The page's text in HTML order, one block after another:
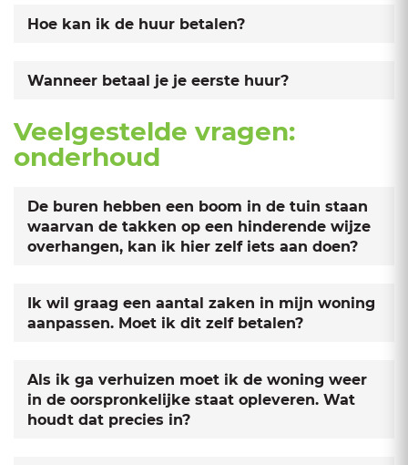
Hoe kan ik de huur betalen?
Wanneer betaal je je eerste huur?
Veelgestelde vragen:
onderhoud
De buren hebben een boom in de tuin staan
waarvan de takken op een hinderende wijze
overhangen, kan ik hier zelf iets aan doen?
Ik wil graag een aantal zaken in mijn woning
aanpassen. Moet ik dit zelf betalen?
Als ik ga verhuizen moet ik de woning weer
in de oorspronkelijke staat opleveren. Wat
houdt dat precies in?